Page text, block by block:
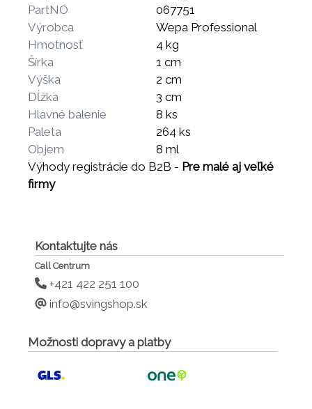
PartNO
067751
Výrobca
Wepa Professional
Hmotnosť
4 kg
Šírka
1 cm
Výška
2 cm
Dĺžka
3 cm
Hlavné balenie
8 ks
Paleta
264 ks
Objem
8 ml
Výhody registrácie do B2B - Pre malé aj veľké
firmy
Kontaktujte nás
Call Centrum
+421 422 251 100
info@svingshop.sk
Možnosti dopravy a platby